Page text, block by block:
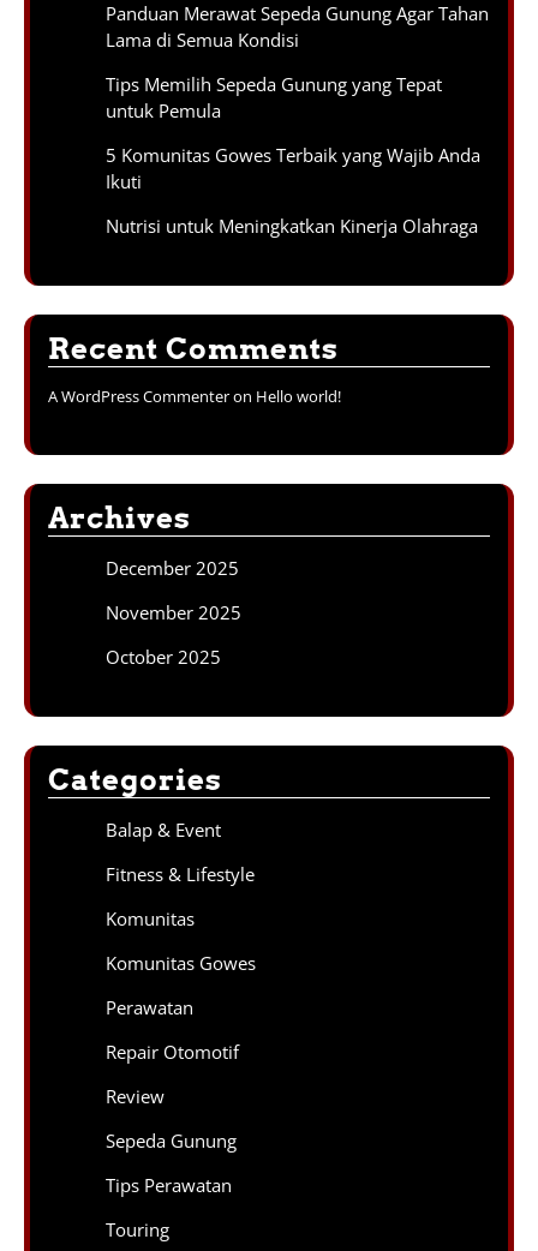
Panduan Merawat Sepeda Gunung Agar Tahan
Lama di Semua Kondisi
Tips Memilih Sepeda Gunung yang Tepat
untuk Pemula
5 Komunitas Gowes Terbaik yang Wajib Anda
Ikuti
Nutrisi untuk Meningkatkan Kinerja Olahraga
Recent Comments
A WordPress Commenteron Hello world!
Archives
December 2025
November 2025
October 2025
Categories
Balap & Event
Fitness & Lifestyle
Komunitas
Komunitas Gowes
Perawatan
Repair Otomotif
Review
Sepeda Gunung
Tips Perawatan
Touring